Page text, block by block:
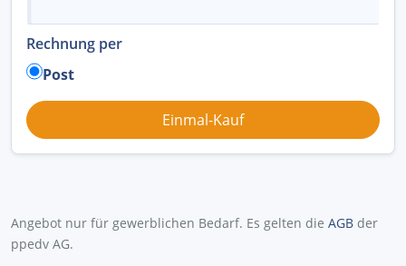
Rechnung per
Post
Angebot nur für gewerblichen Bedarf. Es gelten die AGB der
ppedv AG.